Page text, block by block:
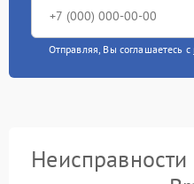
Отправляя, Вы соглашаетесь с
Неисправности